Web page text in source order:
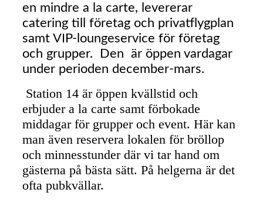
en mindre a la carte, levererar
catering till företag och privatflygplan
samt VIP-loungeservice för företag
och grupper. Den är öppen vardagar
under perioden december-mars.
Station 14 är öppen kvällstid och
erbjuder a la carte samt förbokade
middagar för grupper och event. Här kan
man även reservera lokalen för bröllop
och minnesstunder där vi tar hand om
gästerna på bästa sätt. På helgerna är det
ofta pubkvällar.